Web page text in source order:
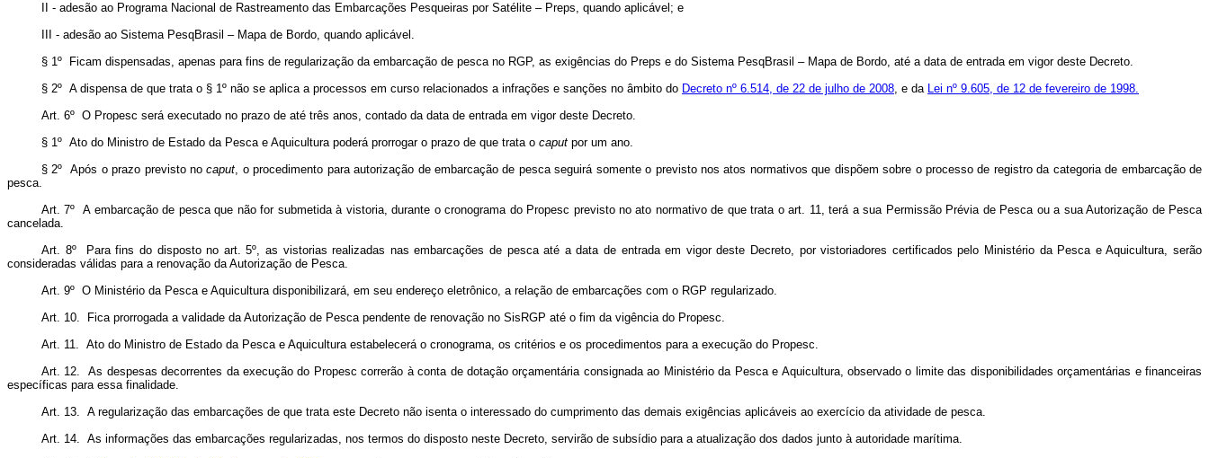
II - adesão ao Programa Nacional de Rastreamento das Embarcações Pesqueiras por Satélite – Preps, quando aplicável; e
III - adesão ao Sistema PesqBrasil – Mapa de Bordo, quando aplicável.
§ 1º Ficam dispensadas, apenas para fins de regularização da embarcação de pesca no RGP, as exigências do Preps e do Sistema PesqBrasil – Mapa de Bordo, até a data de entrada em vigor deste Decreto.
§ 2º A dispensa de que trata o § 1º não se aplica a processos em curso relacionados a infrações e sanções no âmbito do Decreto nº 6.514, de 22 de julho de 2008, e da Lei nº 9.605, de 12 de fevereiro de 1998.
Art. 6º O Propesc será executado no prazo de até três anos, contado da data de entrada em vigor deste Decreto.
§ 1º Ato do Ministro de Estado da Pesca e Aquicultura poderá prorrogar o prazo de que trata o caput por um ano.
§ 2º Após o prazo previsto nocaput, o procedimento para autorização de embarcação de pesca seguirá somente o previsto nos atos normativos que dispõem sobre o processo de registro da categoria de embarcação de
pesca.
Art. 7º A embarcação de pesca que não for submetida à vistoria, durante o cronograma do Propesc previsto no ato normativo de que trata o art. 11, terá a sua Permissão Prévia de Pesca ou a sua Autorização de Pesca
cancelada.
Art. 8º Para fins do disposto no art. 5º, as vistorias realizadas nas embarcações de pesca até a data de entrada em vigor deste Decreto, por vistoriadores certificados pelo Ministério da Pesca e Aquicultura, serão
consideradas válidas para a renovação da Autorização de Pesca.
Art. 9º O Ministério da Pesca e Aquicultura disponibilizará, em seu endereço eletrônico, a relação de embarcações com o RGP regularizado.
Art. 10. Fica prorrogada a validade da Autorização de Pesca pendente de renovação no SisRGP até o fim da vigência do Propesc.
Art. 11. Ato do Ministro de Estado da Pesca e Aquicultura estabelecerá o cronograma, os critérios e os procedimentos para a execução do Propesc.
Art. 12. As despesas decorrentes da execução do Propesc correrão à conta de dotação orçamentária consignada ao Ministério da Pesca e Aquicultura, observado o limite das disponibilidades orçamentárias e financeiras
específicas para essa finalidade.
Art. 13. A regularização das embarcações de que trata este Decreto não isenta o interessado do cumprimento das demais exigências aplicáveis ao exercício da atividade de pesca.
Art. 14. As informações das embarcações regularizadas, nos termos do disposto neste Decreto, servirão de subsídio para a atualização dos dados junto à autoridade marítima.